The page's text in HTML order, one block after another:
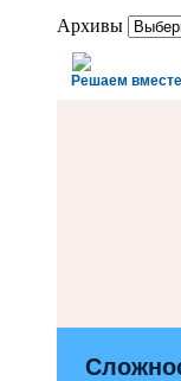
Архивы
Решаем вместе